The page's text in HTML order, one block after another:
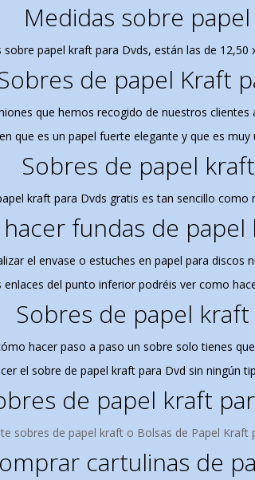
Medidas sobre
sobre papel kraft para Dvds, están las de
de papel Kraft
que hemos recogido de nuestros
que es un papel fuerte elegante y que es
Sobres de papel
kraft para Dvds gratis es tan sencillo
fundas de
el envase o estuches en papel para
enlaces del punto inferior podréis ver como
Sobres de papel
hacerpaso a paso un sobre solo tienes
el sobre de papel kraft para Dvd sin ningún
de papel kraft
sobres de papel kraft o Bolsas de Papel
cartulinas de